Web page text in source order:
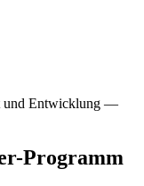
und Entwicklung —
Programm